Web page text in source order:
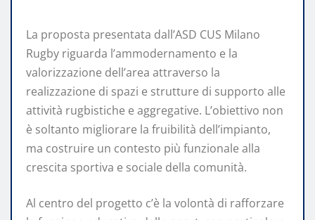
La proposta presentata dall’ASD CUS Milano
Rugby riguarda l’ammodernamento e la
valorizzazione dell’area attraverso la
realizzazione di spazi e strutture di supporto alle
attività rugbistiche e aggregative. L’obiettivo non
è soltanto migliorare la fruibilità dell’impianto,
ma costruire un contesto più funzionale alla
crescita sportiva e sociale della comunità.
Al centro del progetto c’è la volontà di rafforzare